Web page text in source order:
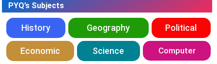
PYQ’s Subjects
History Geography Political
Economic Science Computer